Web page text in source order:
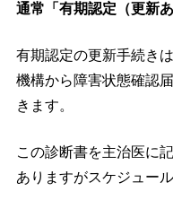
通常「有期認定（更新
有期認定の更新手続き
機構から障害状態確認
きます。
この診断書を主治医に
ありますがスケジュー